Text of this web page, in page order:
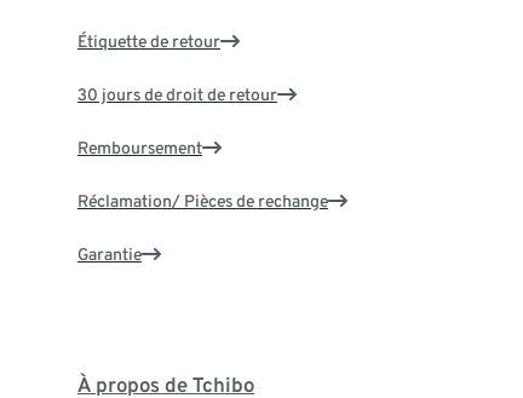
Étiquette de retour
30 jours de droit de retour
Remboursement
Réclamation/ Pièces de rechange
Garantie
À propos de Tchibo